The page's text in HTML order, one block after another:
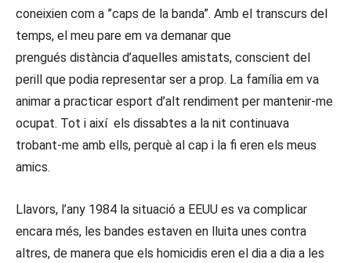
coneixien com a ”caps de la banda”. Amb el transcurs del
temps, el meu pare em va demanar que
prengués distància d’aquelles amistats, conscient del
perill que podia representar ser a prop. La família em va
animar a practicar esport d’alt rendiment per mantenir-me
ocupat. Tot i així els dissabtes a la nit continuava
trobant-me amb ells, perquè al cap i la fi eren els meus
amics.
Llavors, l’any 1984 la situació a EEUU es va complicar
encara més, les bandes estaven en lluita unes contra
altres, de manera que els homicidis eren el dia a dia a les